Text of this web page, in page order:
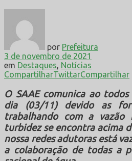
por Prefeitura
3 de novembro de 2021
em Destaques, Notícias
CompartilharTwittarCompartilhar
O SAAE comunica ao
dia (03/11) devido as
trabalhando com a vazão
turbidez se encontra acima
nossa redes adutoras está
a colaboração de todas a